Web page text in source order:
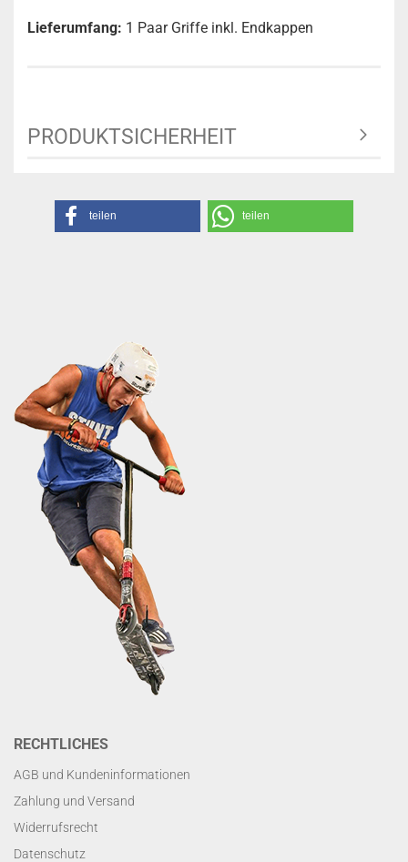
Lieferumfang: 1 Paar Griffe inkl. Endkappen
PRODUKTSICHERHEIT
teilen teilen
RECHTLICHES
AGB und Kundeninformationen
Zahlung und Versand
Widerrufsrecht
Datenschutz